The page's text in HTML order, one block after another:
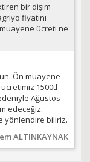
bir dişim
fiyatını
ücreti ne
Ön muayene
1500tl
Ağustos
edeceğiz.
yönlendire biliriz.
ALTINKAYNAK